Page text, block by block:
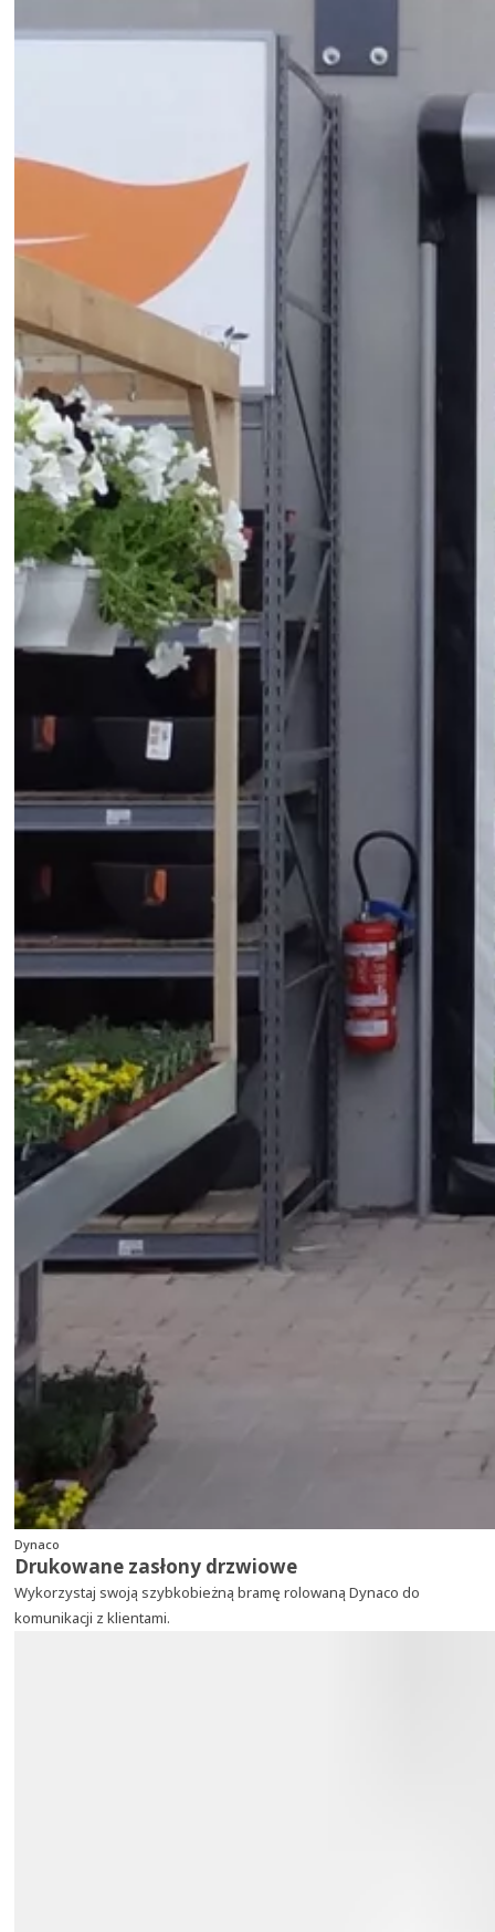
Dynaco
Drukowane zasłony drzwiowe
Wykorzystaj swoją szybkobieżną bramę rolowaną Dynaco do
komunikacji z klientami.